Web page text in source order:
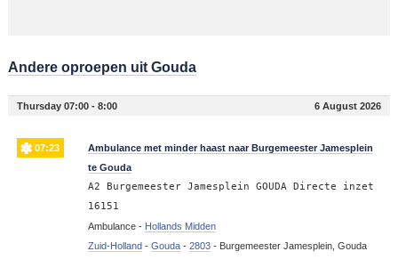
Andere oproepen uit Gouda
Thursday 07:00 - 8:00 6 August 2026
07:23
Ambulance met minder haast naar Burgemeester Jamesplein
te Gouda
A2 Burgemeester Jamesplein GOUDA Directe inzet
16151
Ambulance - Hollands Midden
Zuid-Holland- Gouda- 2803- Burgemeester Jamesplein, Gouda